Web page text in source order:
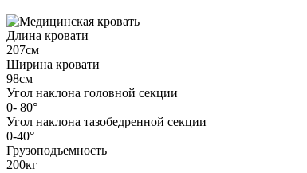
Длина кровати
207см
Ширина кровати
98см
Угол наклона головной секции
0- 80°
Угол наклона тазобедренной секции
0-40°
Грузоподъемность
200кг